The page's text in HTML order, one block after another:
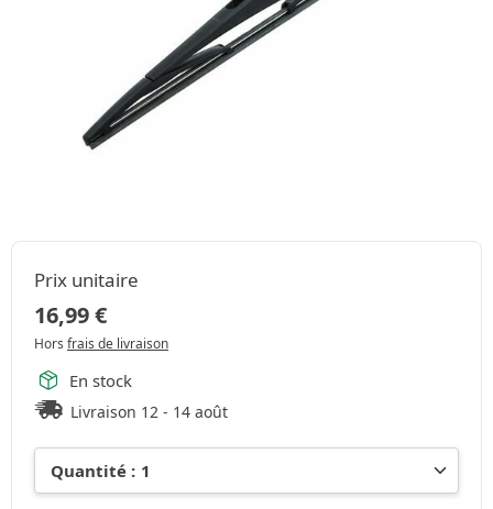
Prix unitaire
16,99€
Hors frais de livraison
En stock
Livraison 12 - 14 août